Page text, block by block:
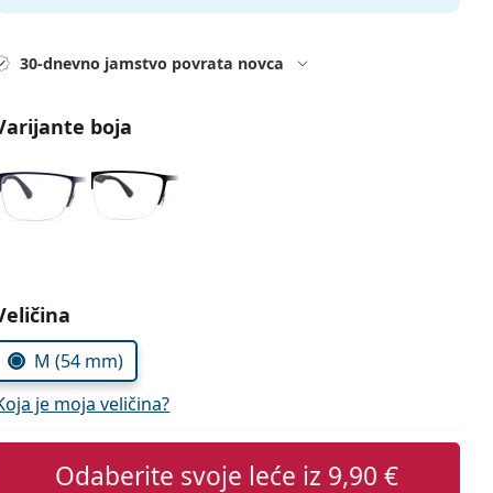
30-dnevno jamstvo povrata novca
boja
parametre
M (54 mm)
je moja veličina?
Odaberite svoje leće iz 9,90 €